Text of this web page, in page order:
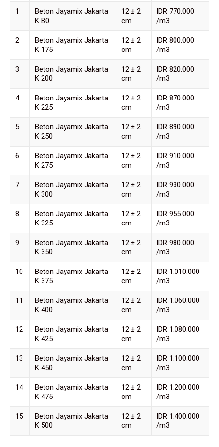
1
Beton Jayamix Jakarta
K B0
12 ± 2
cm
IDR 770.000
/m3
2
Beton Jayamix Jakarta
K 175
12 ± 2
cm
IDR 800.000
/m3
3
Beton Jayamix Jakarta
K 200
12 ± 2
cm
IDR 820.000
/m3
4
Beton Jayamix Jakarta
K 225
12 ± 2
cm
IDR 870.000
/m3
5
Beton Jayamix Jakarta
K 250
12 ± 2
cm
IDR 890.000
/m3
6
Beton Jayamix Jakarta
K 275
12 ± 2
cm
IDR 910.000
/m3
7
Beton Jayamix Jakarta
K 300
12 ± 2
cm
IDR 930.000
/m3
8
Beton Jayamix Jakarta
K 325
12 ± 2
cm
IDR 955.000
/m3
9
Beton Jayamix Jakarta
K 350
12 ± 2
cm
IDR 980.000
/m3
10
Beton Jayamix Jakarta
K 375
12 ± 2
cm
IDR 1.010.000
/m3
11
Beton Jayamix Jakarta
K 400
12 ± 2
cm
IDR 1.060.000
/m3
12
Beton Jayamix Jakarta
K 425
12 ± 2
cm
IDR 1.080.000
/m3
13
Beton Jayamix Jakarta
K 450
12 ± 2
cm
IDR 1.100.000
/m3
14
Beton Jayamix Jakarta
K 475
12 ± 2
cm
IDR 1.200.000
/m3
15
Beton Jayamix Jakarta
K 500
12 ± 2
cm
IDR 1.400.000
/m3